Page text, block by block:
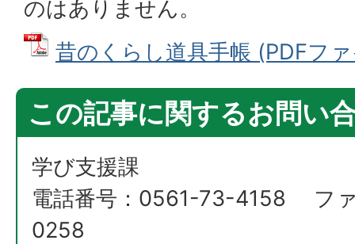
のはありません。
昔のくらし道具手帳 (PDFフ
この記事に関するお問い
学び支援課
電話番号：0561-73-4158 フ
0258